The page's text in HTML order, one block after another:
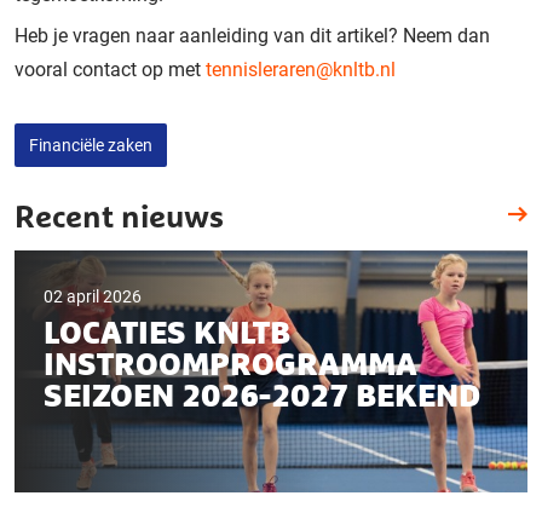
Heb je vragen naar aanleiding van dit artikel? Neem dan
vooral contact op met tennisleraren@knltb.nl
Financiële zaken
Recent nieuws
02 april 2026
LOCATIES KNLTB
INSTROOMPROGRAMMA
SEIZOEN 2026-2027 BEKEND